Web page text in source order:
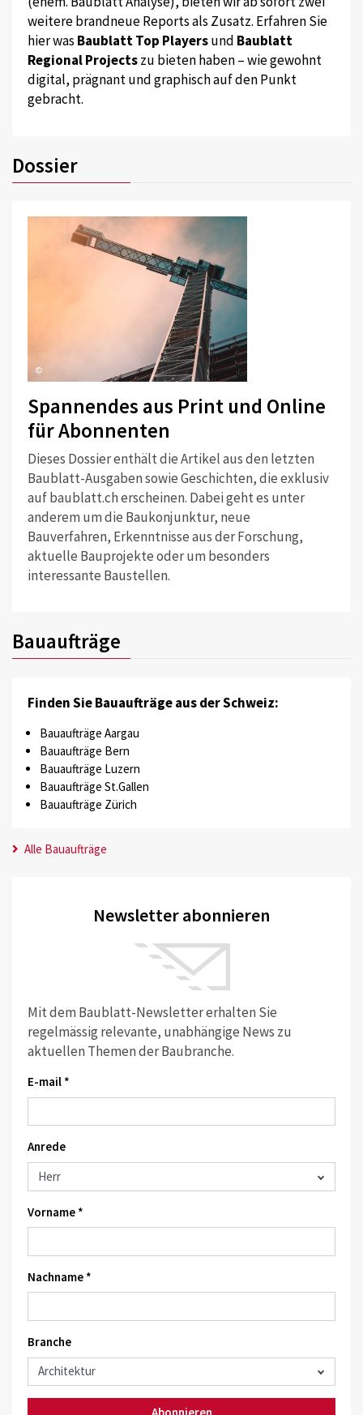
weitere brandneue Reports als Zusatz. Erfahren Sie
hier was Baublatt Top Playersund Baublatt
Regional Projectszu bieten haben – wie gewohnt
digital, prägnant und graphisch auf den Punkt
gebracht.
Dossier
©
Spannendes aus Print und Online
für Abonnenten
Dieses Dossier enthält die Artikel aus den letzten
Baublatt-Ausgaben sowie Geschichten, die exklusiv
auf baublatt.ch erscheinen. Dabei geht es unter
anderem um die Baukonjunktur, neue
Bauverfahren, Erkenntnisse aus der Forschung,
aktuelle Bauprojekte oder um besonders
interessante Baustellen.
Bauaufträge
Finden Sie Bauaufträge aus der Schweiz:
Bauaufträge Aargau
Bauaufträge Bern
Bauaufträge Luzern
Bauaufträge St.Gallen
Bauaufträge Zürich
Alle Bauaufträge
Newsletter abonnieren
Mit dem Baublatt-Newsletter erhalten Sie
regelmässig relevante, unabhängige News zu
aktuellen Themen der Baubranche.
E-mail *
Anrede
Vorname *
Nachname *
Branche